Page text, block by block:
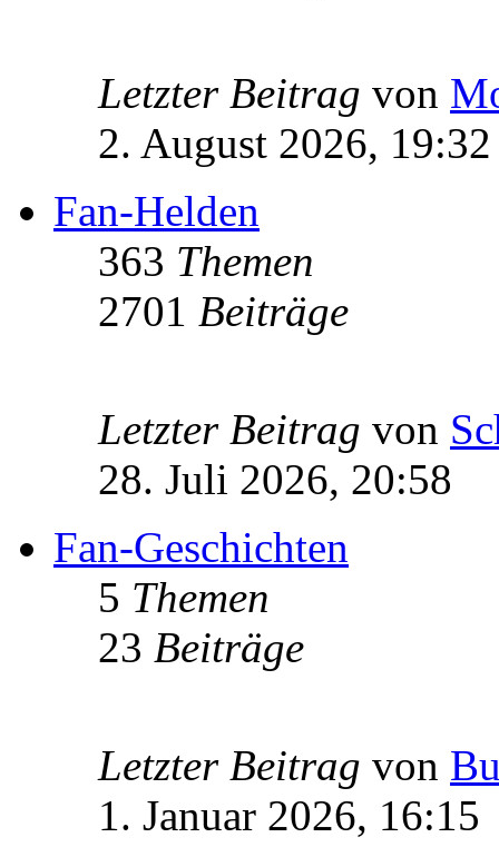
Letzter Beitrag von
2. August 2026, 19:32
Fan-Helden
363 Themen
2701 Beiträge
Letzter Beitrag von
28. Juli 2026, 20:58
Fan-Geschichten
5 Themen
23 Beiträge
Letzter Beitrag von
1. Januar 2026, 16:15